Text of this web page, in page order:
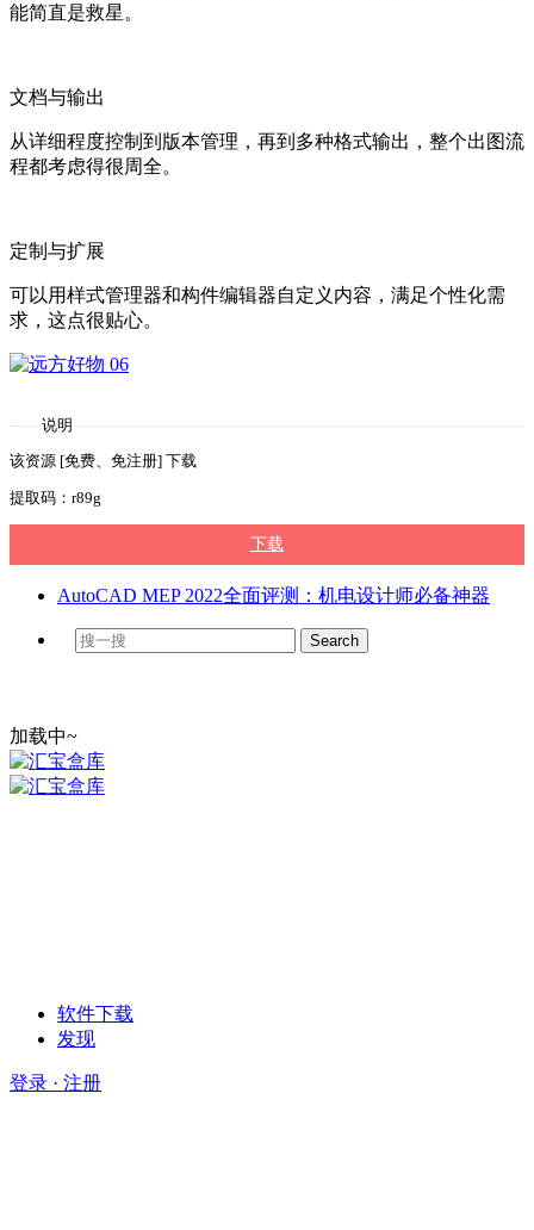
能简直是救星。
文档与输出
从详细程度控制到版本管理，再到多种格式输出，整个出图流
程都考虑得很周全。
定制与扩展
可以用样式管理器和构件编辑器自定义内容，满足个性化需
求，这点很贴心。
说明
该资源 [免费、免注册] 下载
提取码：r89g
下载
AutoCAD MEP 2022全面评测：机电设计师必备神器
加载中~
软件下载
发现
登录 · 注册